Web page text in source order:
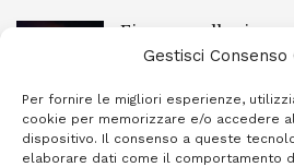
Gestisci Consenso
Per fornire le migliori esperienze,
cookie per memorizzare e/o accedere
dispositivo. Il consenso a queste
elaborare dati come il comportamento
Fiamme nella riserva
situazione critica a
Modica, morte di
depositate le perizie